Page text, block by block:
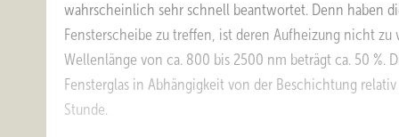
wahrscheinlich sehr schnell beantwortet. Denn haben
Fensterscheibe zu treffen, ist deren Aufheizung nicht
Wellenlänge von ca. 800 bis 2500 nm beträgt ca. 50
Fensterglas in Abhängigkeit von der Beschichtung
Stunde.